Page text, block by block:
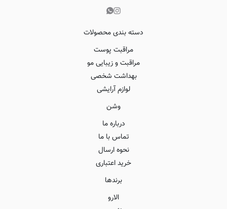
دسته بندی محصولات
مراقبت پوست
مراقبت و زیبایی مو
بهداشت شخصی
لوازم آرایشی
وشن
درباره ما
تماس با ما
نحوه ارسال
خرید اعتباری
برندها
الارو